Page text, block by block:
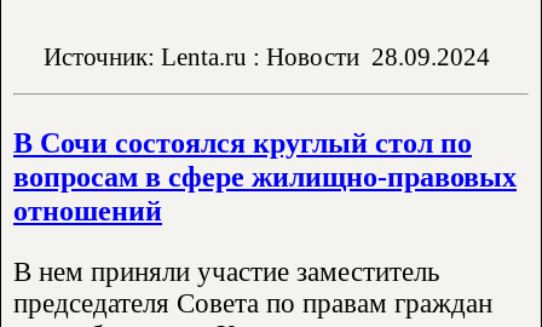
Источник: Lenta.ru : Новости 28.09.2024
В Сочи состоялся круглый стол по
вопросам в сфере жилищно-правовых
отношений
В нем приняли участие заместитель
председателя Совета по правам граждан